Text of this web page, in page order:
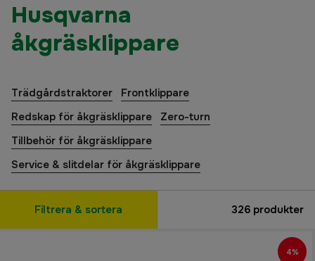
Husqvarna
åkgräsklippare
Trädgårdstraktorer
Frontklippare
Redskap för åkgräsklippare
Zero-turn
Tillbehör för åkgräsklippare
Service & slitdelar för åkgräsklippare
Filtrera & sortera 326 produkter
4%